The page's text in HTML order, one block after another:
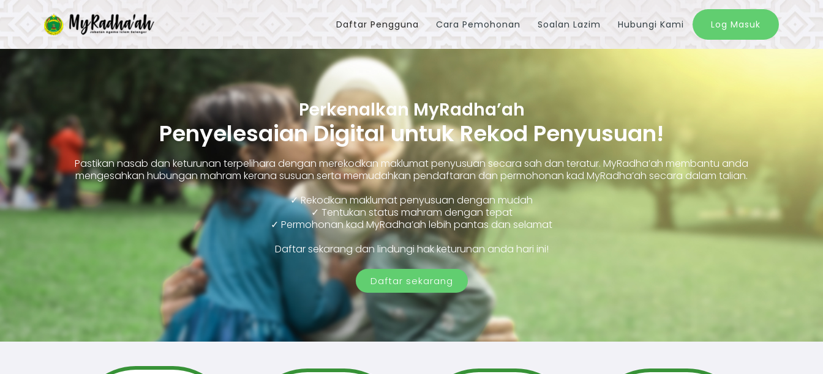
Skip
to
content
Daftar Pengguna Cara Pemohonan Soalan Lazim Hubungi Kami Log Masuk
Perkenalkan MyRadha’ah
Penyelesaian Digital untuk Rekod Penyusuan!
Pastikan nasab dan keturunan terpelihara dengan merekodkan maklumat penyusuan secara sah dan teratur. MyRadha’ah membantu anda
mengesahkan hubungan mahram kerana susuan serta memudahkan pendaftaran dan permohonan kad MyRadha’ah secara dalam talian.
✓ Rekodkan maklumat penyusuan dengan mudah
✓ Tentukan status mahram dengan tepat
✓ Permohonan kad MyRadha’ah lebih pantas dan selamat
Daftar sekarang dan lindungi hak keturunan anda hari ini!
Daftar sekarang